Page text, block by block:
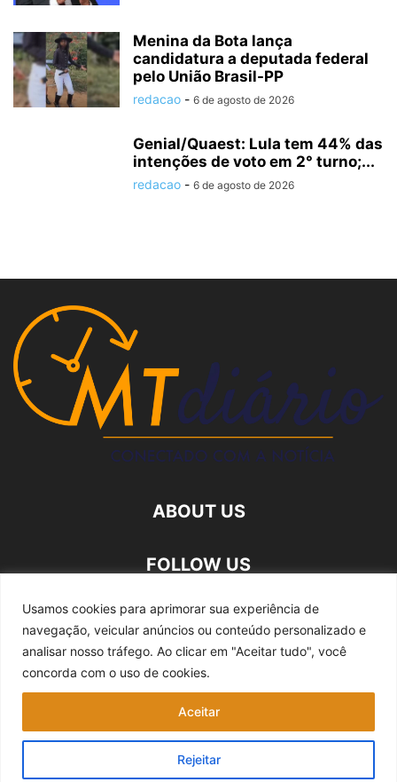
Usamos cookies para aprimorar sua experiência de
navegação, veicular anúncios ou conteúdo personalizado e
analisar nosso tráfego. Ao clicar em "Aceitar tudo", você
concorda com o uso de cookies.
Rejeitar
Aceitar
Menina da Bota lança
candidatura a deputada federal
pelo União Brasil-PP
redacao - 6 de agosto de 2026
Genial/Quaest: Lula tem 44% das
intenções de voto em 2° turno;...
redacao - 6 de agosto de 2026
ABOUT US
FOLLOW US
Quem somos Expediente Fale Conosco
©